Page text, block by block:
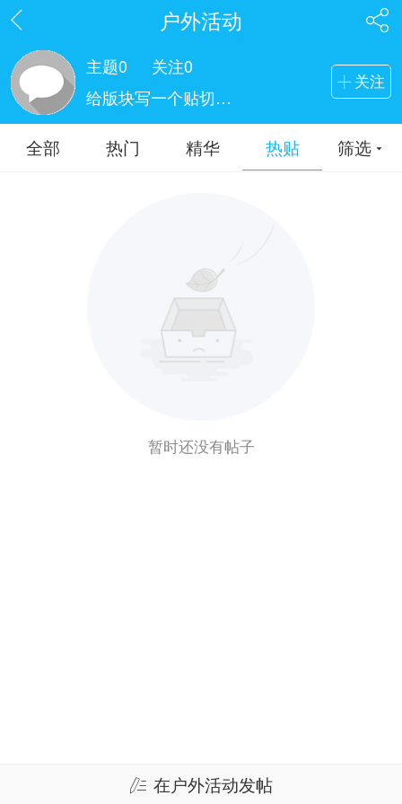
户外活动
主题0 关注0
关注
给版块写一个贴切的简介吧
全部 热门 精华 热贴 筛选
暂时还没有帖子
在户外活动发帖